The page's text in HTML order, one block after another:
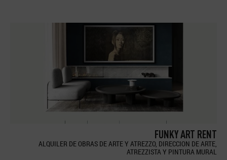
FUNKY ART RENT
ALQUILER DE OBRAS DE ARTE Y ATREZZO, DIRECCION DE ARTE,
ATREZZISTA Y PINTURA MURAL